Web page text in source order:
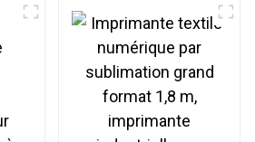
pneumatique pour
vêtements